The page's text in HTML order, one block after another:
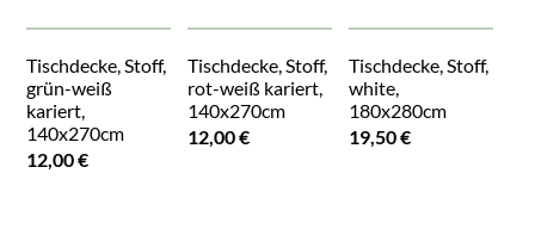
Tischdecke, Stoff,
grün-weiß
kariert,
140x270cm
12,00 €
Tischdecke, Stoff,
rot-weiß kariert,
140x270cm
12,00 €
Tischdecke, Stoff,
white,
180x280cm
19,50 €